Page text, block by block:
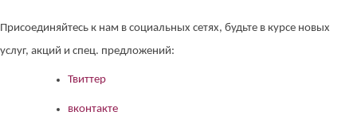
Присоединяйтесь к нам в социальных сетях, будьте в курсе новых
услуг, акций и спец. предложений:
Твиттер
вконтакте